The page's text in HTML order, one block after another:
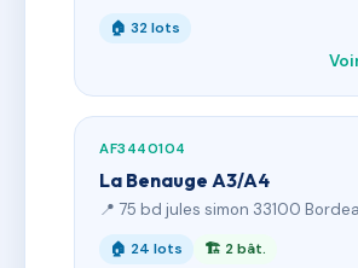
🏠 32 lots
AF3440104
La Benauge A3/A4
📍 75 bd jules simon 33100
🏠 24 lots 🏗 2 bât.